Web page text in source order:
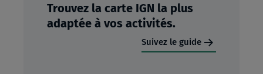
Trouvez la carte IGN la plus
adaptée à vos activités.
Suivez le guide